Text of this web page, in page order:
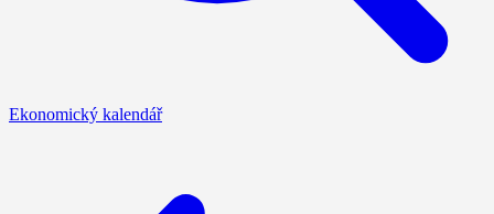
Ekonomický kalendář